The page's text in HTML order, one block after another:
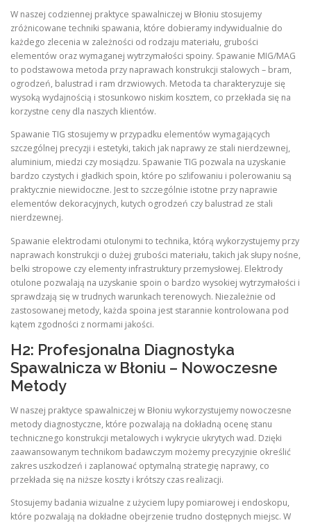
W naszej codziennej praktyce spawalniczej w Błoniu stosujemy
zróżnicowane techniki spawania, które dobieramy indywidualnie do
każdego zlecenia w zależności od rodzaju materiału, grubości
elementów oraz wymaganej wytrzymałości spoiny. Spawanie MIG/MAG
to podstawowa metoda przy naprawach konstrukcji stalowych – bram,
ogrodzeń, balustrad i ram drzwiowych. Metoda ta charakteryzuje się
wysoką wydajnością i stosunkowo niskim kosztem, co przekłada się na
korzystne ceny dla naszych klientów.
Spawanie TIG stosujemy w przypadku elementów wymagających
szczególnej precyzji i estetyki, takich jak naprawy ze stali nierdzewnej,
aluminium, miedzi czy mosiądzu. Spawanie TIG pozwala na uzyskanie
bardzo czystych i gładkich spoin, które po szlifowaniu i polerowaniu są
praktycznie niewidoczne. Jest to szczególnie istotne przy naprawie
elementów dekoracyjnych, kutych ogrodzeń czy balustrad ze stali
nierdzewnej.
Spawanie elektrodami otulonymi to technika, którą wykorzystujemy przy
naprawach konstrukcji o dużej grubości materiału, takich jak słupy nośne,
belki stropowe czy elementy infrastruktury przemysłowej. Elektrody
otulone pozwalają na uzyskanie spoin o bardzo wysokiej wytrzymałości i
sprawdzają się w trudnych warunkach terenowych. Niezależnie od
zastosowanej metody, każda spoina jest starannie kontrolowana pod
kątem zgodności z normami jakości.
H2: Profesjonalna Diagnostyka
Spawalnicza w Błoniu – Nowoczesne
Metody
W naszej praktyce spawalniczej w Błoniu wykorzystujemy nowoczesne
metody diagnostyczne, które pozwalają na dokładną ocenę stanu
technicznego konstrukcji metalowych i wykrycie ukrytych wad. Dzięki
zaawansowanym technikom badawczym możemy precyzyjnie określić
zakres uszkodzeń i zaplanować optymalną strategię naprawy, co
przekłada się na niższe koszty i krótszy czas realizacji.
Stosujemy badania wizualne z użyciem lupy pomiarowej i endoskopu,
które pozwalają na dokładne obejrzenie trudno dostępnych miejsc. W